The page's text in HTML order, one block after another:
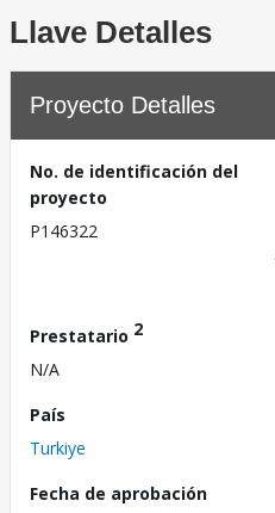
Llave Detalles
Proyecto Detalles
No. de identificación del
proyecto
P146322
Prestatario 2
N/A
País
Turkiye
Fecha de aprobación